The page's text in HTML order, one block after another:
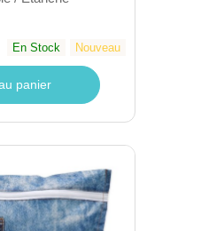
En Stock Nouveau
panier